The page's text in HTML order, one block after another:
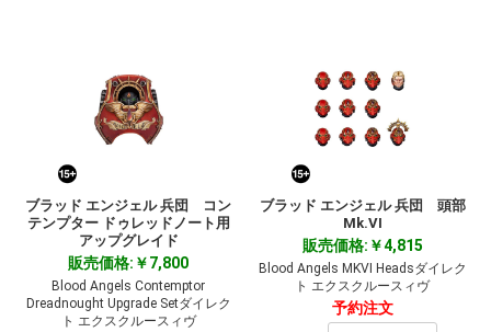
ブラッド エンジェル 兵団 コン
テンプター ドゥレッドノート用
アップグレイド
販売価格:￥7,800
Blood Angels Contemptor
Dreadnought Upgrade Setダイレク
ト エクスクルースィヴ
ブラッド エンジェル 兵団 頭部
Mk.VI
販売価格:￥4,815
Blood Angels MKVI Headsダイレク
ト エクスクルースィヴ
予約注文